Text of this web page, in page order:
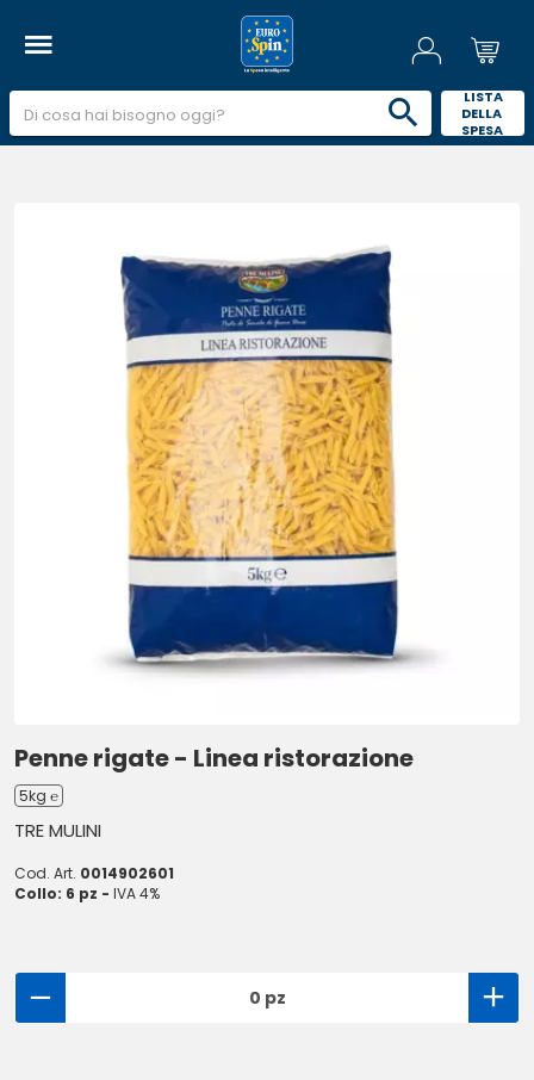
LISTA
DELLA
SPESA
Penne rigate - Linea ristorazione
5kg ℮
TRE MULINI
Cod. Art. 0014902601
Collo: 6 pz - IVA 4%
0 pz